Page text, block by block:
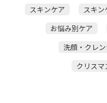
スキンケア スキン
お悩み別ケア
洗顔・クレ
クリスマ